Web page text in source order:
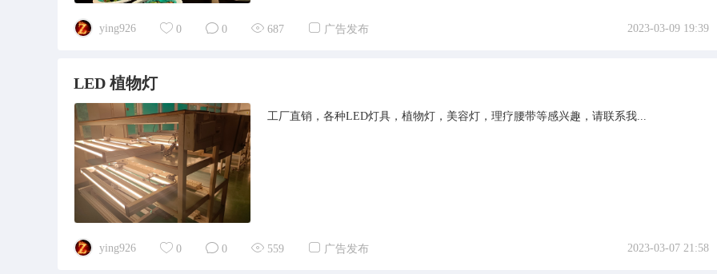
ying926 0 0 687 广告发布 2023-03-09 19:39
LED 植物灯
工厂直销，各种LED灯具，植物灯，美容灯，理疗腰带等感兴趣，请联系我...
ying926 0 0 559 广告发布 2023-03-07 21:58